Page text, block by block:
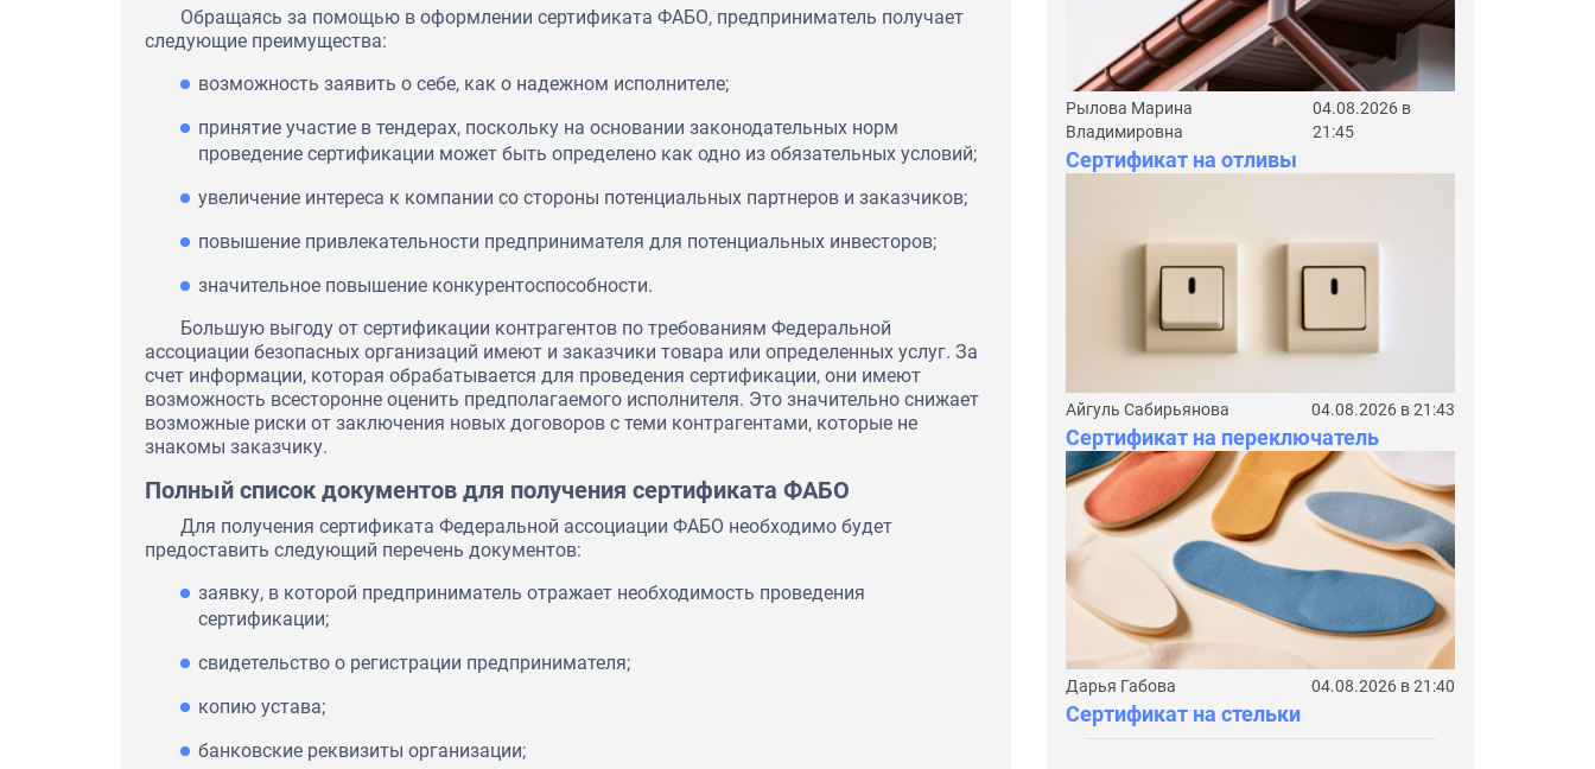
Обращаясь за помощью в оформлении сертификата ФАБО, предприниматель получает
следующие преимущества:
возможность заявить о себе, как о надежном исполнителе;
принятие участие в тендерах, поскольку на основании законодательных норм
проведение сертификации может быть определено как одно из обязательных условий;
увеличение интереса к компании со стороны потенциальных партнеров и заказчиков;
повышение привлекательности предпринимателя для потенциальных инвесторов;
значительное повышение конкурентоспособности.
Большую выгоду от сертификации контрагентов по требованиям Федеральной
ассоциации безопасных организаций имеют и заказчики товара или определенных услуг. За
счет информации, которая обрабатывается для проведения сертификации, они имеют
возможность всесторонне оценить предполагаемого исполнителя. Это значительно снижает
возможные риски от заключения новых договоров с теми контрагентами, которые не
знакомы заказчику.
Полный список документов для получения сертификата ФАБО
Для получения сертификата Федеральной ассоциации ФАБО необходимо будет
предоставить следующий перечень документов:
заявку, в которой предприниматель отражает необходимость проведения
сертификации;
свидетельство о регистрации предпринимателя;
копию устава;
банковские реквизиты организации;
Рылова Марина
Владимировна
04.08.2026 в
21:45
Сертификат на отливы
Айгуль Сабирьянова 04.08.2026 в 21:43
Сертификат на переключатель
Дарья Габова 04.08.2026 в 21:40
Сертификат на стельки